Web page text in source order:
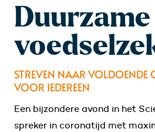
Duurzame
STREVEN NAAR VOLDOENDE
VOOR IEDEREEN
Een bijzondere avond in het
spreker in coronatijd met